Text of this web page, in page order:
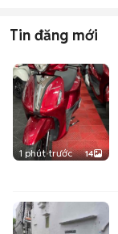
Tin đăng mới
1 phút trước 14